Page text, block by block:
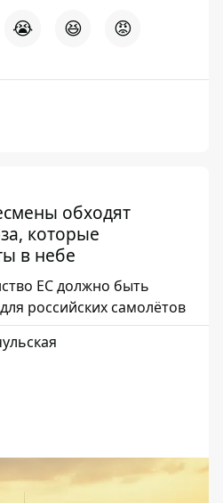
😭 😆 😡
обходят
которые
в небе
ЕС должно быть
российских самолётов